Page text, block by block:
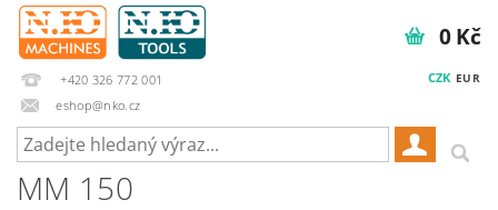
+420 326 772 001
eshop@nko.cz
CZK EUR
0 Kč
MM 150